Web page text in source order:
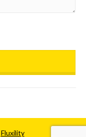
Fluxility